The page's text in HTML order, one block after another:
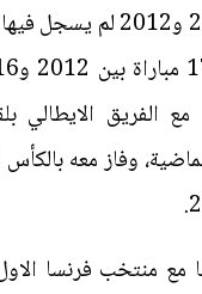
يونايتد بين 2011
مع الفريق
وفاز معه بالكأس